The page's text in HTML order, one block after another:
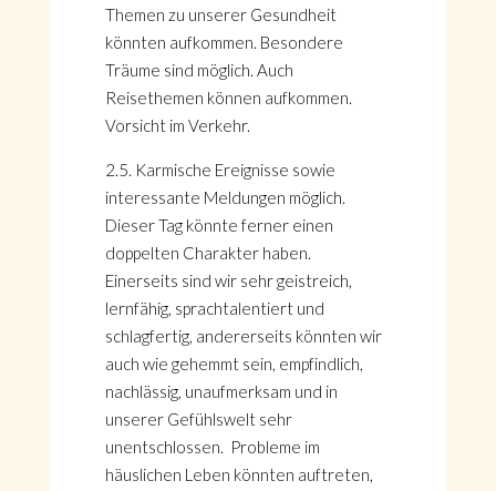
Themen zu unserer Gesundheit
könnten aufkommen. Besondere
Träume sind möglich. Auch
Reisethemen können aufkommen.
Vorsicht im Verkehr.
2.5. Karmische Ereignisse sowie
interessante Meldungen möglich.
Dieser Tag könnte ferner einen
doppelten Charakter haben.
Einerseits sind wir sehr geistreich,
lernfähig, sprachtalentiert und
schlagfertig, andererseits könnten wir
auch wie gehemmt sein, empfindlich,
nachlässig, unaufmerksam und in
unserer Gefühlswelt sehr
unentschlossen. Probleme im
häuslichen Leben könnten auftreten,